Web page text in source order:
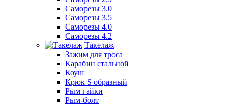
Саморезы 3.0
Саморезы 3.5
Саморезы 4.0
Саморезы 4.2
Такелаж
Зажим для троса
Карабин стальной
Коуш
Крюк S образный
Рым гайки
Рым-болт